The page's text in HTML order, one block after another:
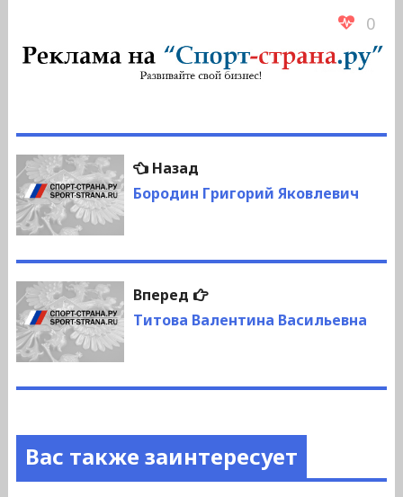
0
Навигация
по
записям
НазадПредыдущая
запись:
Бородин Григорий Яковлевич
Вперед
Следующая
запись:
Титова Валентина Васильевна
Вас также заинтересует